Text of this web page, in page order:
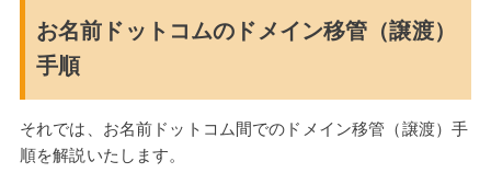
お名前ドットコムのドメイン移管（譲渡）
手順
それでは、お名前ドットコム間でのドメイン移管（譲渡）手
順を解説いたします。